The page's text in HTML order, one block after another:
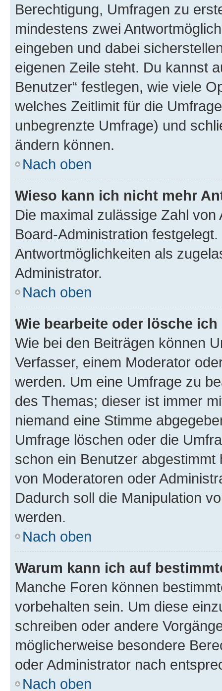
Berechtigung, Umfragen zu
mindestens zwei
eingeben und dabei
eigenen Zeile steht. Du kannst
Benutzer“ festlegen, wie viele
welches Zeitlimit für die
unbegrenzte Umfrage) und
ändern können.
Nach oben
Wieso kann ich nicht mehr
Die maximal zulässige Zahl
Board-Administration
Antwortmöglichkeiten als
Administrator.
Nach oben
Wie bearbeite oder lösche
Wie bei den Beiträgen können
Verfasser, einem Moderator
werden. Um eine Umfrage zu
des Themas; dieser ist immer
niemand eine Stimme
Umfrage löschen oder die
schon ein Benutzer
von Moderatoren oder
Dadurch soll die Manipulation
werden.
Nach oben
Warum kann ich auf
Manche Foren können
vorbehalten sein. Um diese
schreiben oder andere
möglicherweise besondere
oder Administrator nach
Nach oben